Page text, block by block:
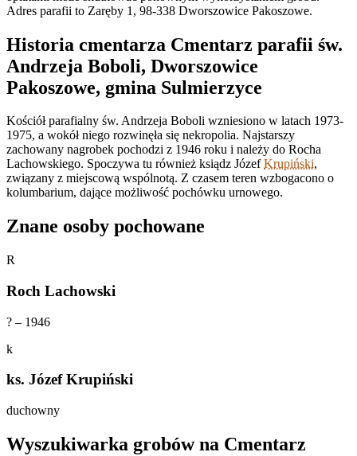
Adres parafii to Zaręby 1, 98-338 Dworszowice Pakoszowe.
Historia cmentarza Cmentarz parafii św.
Andrzeja Boboli, Dworszowice
Pakoszowe, gmina Sulmierzyce
Kościół parafialny św. Andrzeja Boboli wzniesiono w latach 1973-
1975, a wokół niego rozwinęła się nekropolia. Najstarszy
zachowany nagrobek pochodzi z 1946 roku i należy do Rocha
Lachowskiego. Spoczywa tu również ksiądz JózefKrupiński,
związany z miejscową wspólnotą. Z czasem teren wzbogacono o
kolumbarium, dające możliwość pochówku urnowego.
Znane osoby pochowane
R
Roch Lachowski
? – 1946
k
ks. Józef Krupiński
duchowny
Wyszukiwarka grobów na Cmentarz